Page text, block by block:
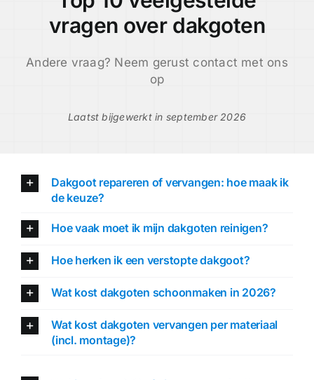
vragen over dakgoten
Andere vraag? Neem gerust contact met ons
op
Laatst bijgewerkt in september 2026
Dakgoot repareren of vervangen: hoe maak ik
de keuze?
Hoe vaak moet ik mijn dakgoten reinigen?
Hoe herken ik een verstopte dakgoot?
Wat kost dakgoten schoonmaken in 2026?
Wat kost dakgoten vervangen per materiaal
(incl. montage)?